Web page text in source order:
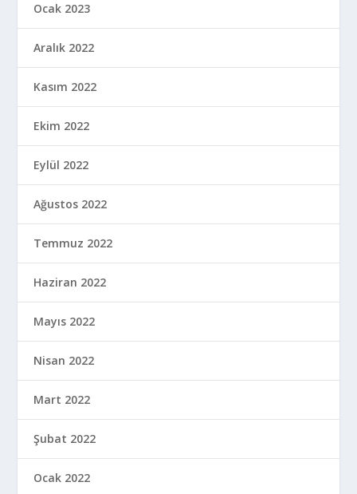
Ocak 2023
Aralık 2022
Kasım 2022
Ekim 2022
Eylül 2022
Ağustos 2022
Temmuz 2022
Haziran 2022
Mayıs 2022
Nisan 2022
Mart 2022
Şubat 2022
Ocak 2022